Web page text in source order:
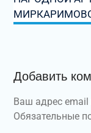
Добавить
Ваш адрес email
Обязательные